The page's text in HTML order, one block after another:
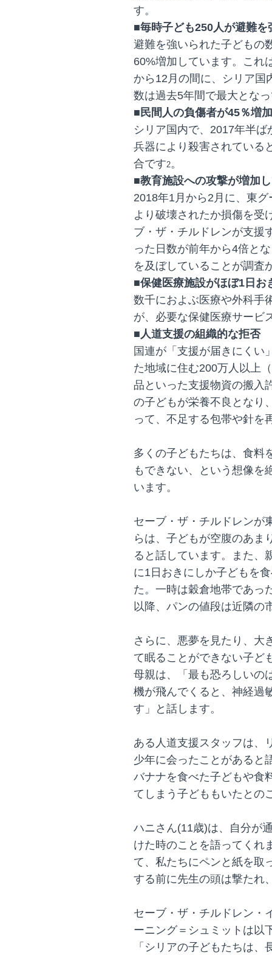
す。
■毎時子ども250人が避難を
避難を強いられた子どもの
60%増加しています。これ
から12月の間に、シリア国
数は過去5年間で最大とな
■民間人の負傷者が45％増
シリア国内で、2017年半
兵器により殺害されている
合です2。
■教育施設への攻撃が増加
2018年1月から2月に、東
より破壊されたか損傷を受
ブ・ザ・チルドレンが支援
った日数が前年から4倍と
を及ぼしていることが調査
■保健医療施設がほぼ1日お
数千におよぶ医療や外科手
が、必要な保健医療サービ
■人道支援の組織的な拒否
国連が「支援が届きにくい
た地域に住む200万人以上
品といった支援物資の搬入
の子どもが栄養不良となり
って、不足する包帯や針を
多くの子どもたちは、食料
もできない、という想像を
います。
セーブ・ザ・チルドレンが
らは、子どもが空腹のあま
ると話しています。また、
に1日おきにしか子どもを
た。一時は穀倉地帯であっ
以降、パンの値段は近隣の
さらに、悪夢を見たり、大
て眠ることができない子ど
母親は、「最も恐ろしいの
機が飛んでくると、神経過
す」と話します。
ある人道支援スタッフは、
少年に会ったことがあると
バナナを食べた子どもや食
てしまう子どももいたとの
ハニさん(11歳)は、自分が
けた時のことを語ってくれ
て、私たちにペンと紙を取
する前に先生の頭は撃たれ
セーブ・ザ・チルドレン・
ーニング＝シュミットは以
「シリアの子どもたちは